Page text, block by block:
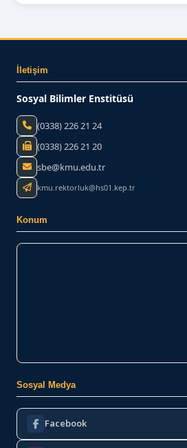
İletişim
Sosyal Bilimler Enstitüsü
(0338) 226 21 24
(0338) 226 21 20
sbe@kmu.edu.tr
kmu.rektorluk@hs01.kep.tr
Konum
Sosyal Medya
Facebook